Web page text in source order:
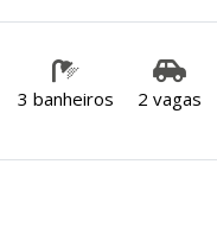
3 banheiros 2 vagas